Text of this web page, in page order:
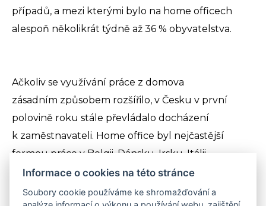
případů, a mezi kterými bylo na home officech
alespoň několikrát týdně až 36 % obyvatelstva.
Ačkoliv se využívání práce z domova
zásadním způsobem rozšířilo, v Česku v první
polovině roku stále převládalo docházení
k zaměstnavateli. Home office byl nejčastější
formou práce v Belgii, Dánsku, Irsku, Itálii,
Španělsku, Portugalsku a Francii. Naopak nejméně
využívaný byl v Bulharsku, Rumunsku a dalších
Informace o cookies na této stránce
Soubory cookie používáme ke shromažďování a